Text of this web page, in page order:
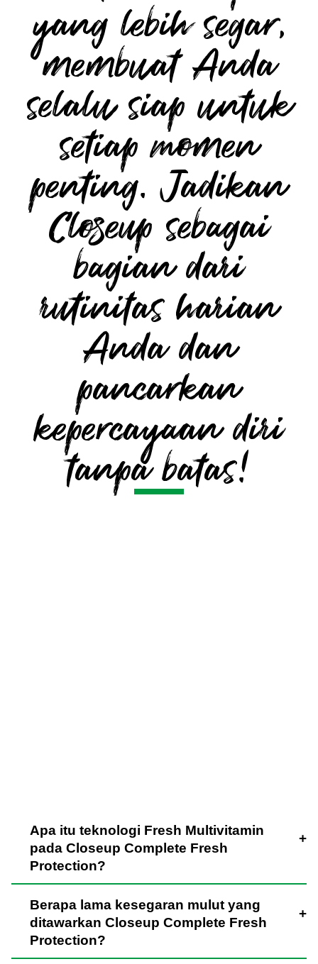
yang lebih segar,
membuat Anda
selalu siap untuk
setiap momen
penting. Jadikan
Closeup sebagai
bagian dari
rutinitas harian
Anda dan
pancarkan
kepercayaan diri
tanpa batas!
Apa itu teknologi Fresh Multivitamin
pada Closeup Complete Fresh
Protection?
Berapa lama kesegaran mulut yang
ditawarkan Closeup Complete Fresh
Protection?